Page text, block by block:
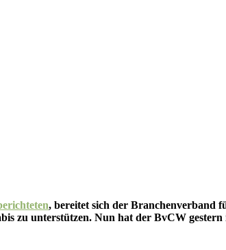
, bereitet sich der Branchenverband
zu unterstützen. Nun hat der BvCW